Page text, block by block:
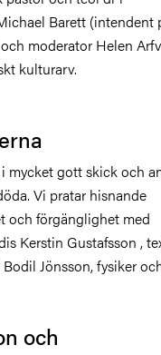
Barett (intendent
moderator Helen
kulturarv.
mycket gott skick och
Vi pratar hisnande
och förgänglighet med
Kerstin Gustafsson ,
Jönsson, fysiker
och